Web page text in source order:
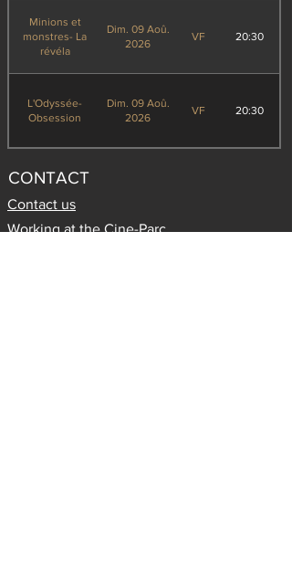
Minions et
monstres- La
révéla
Dim. 09 Aoû.
2026
VF 20:30
L'Odyssée-
Obsession
Dim. 09 Aoû.
2026
VF 20:30
CONTACT
Contact us
Working at the Cine-Parc